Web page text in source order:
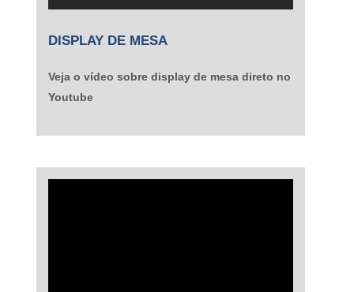
DISPLAY DE MESA
Veja o vídeo sobre display de mesa direto no
Youtube